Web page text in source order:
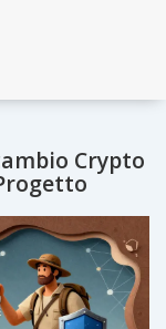
Crypto